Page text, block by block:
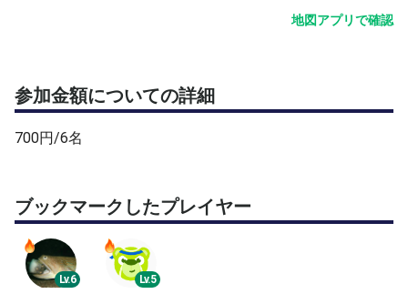
地図アプリで確認
参加金額についての詳細
700円/6名
ブックマークしたプレイヤー
Lv.6 Lv.5